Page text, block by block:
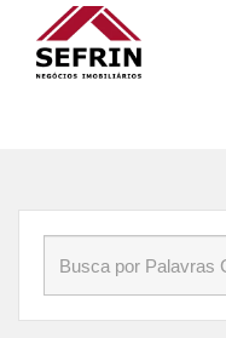
Início»Blog »Vistoria